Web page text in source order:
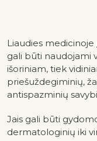
Liaudies medicinoje
gali būti naudojami
išoriniam, tiek
priešuždegiminių,
antispazminių
Jais gali būti
dermatologinių iki